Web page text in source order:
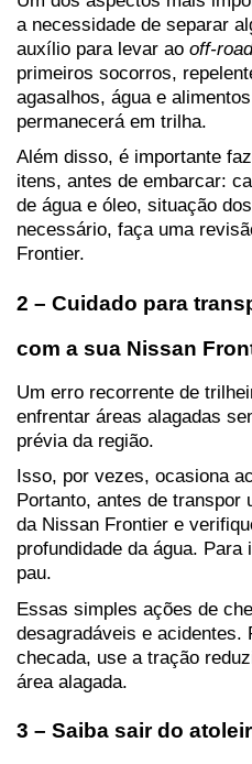
a necessidade de separar
auxílio para levar ao off-road
primeiros socorros,
agasalhos, água e
permanecerá em trilha.
Além disso, é importante
itens, antes de embarcar:
de água e óleo, situação
necessário, faça uma
Frontier.
2 – Cuidado para
com a sua Nissan
Um erro recorrente de
enfrentar áreas alagadas
prévia da região.
Isso, por vezes, ocasiona
Portanto, antes de transpor
da Nissan Frontier e
profundidade da água.
pau.
Essas simples ações de
desagradáveis e acidentes.
checada, use a tração
área alagada.
3 – Saiba sair do